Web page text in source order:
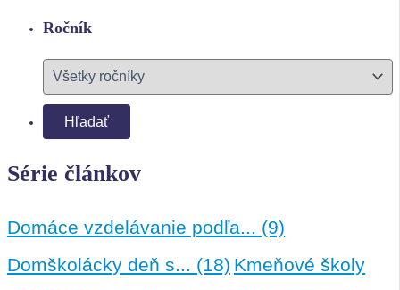
Ročník
Série článkov
Domáce vzdelávanie podľa... (9)
Domškolácky deň s... (18) Kmeňové školy